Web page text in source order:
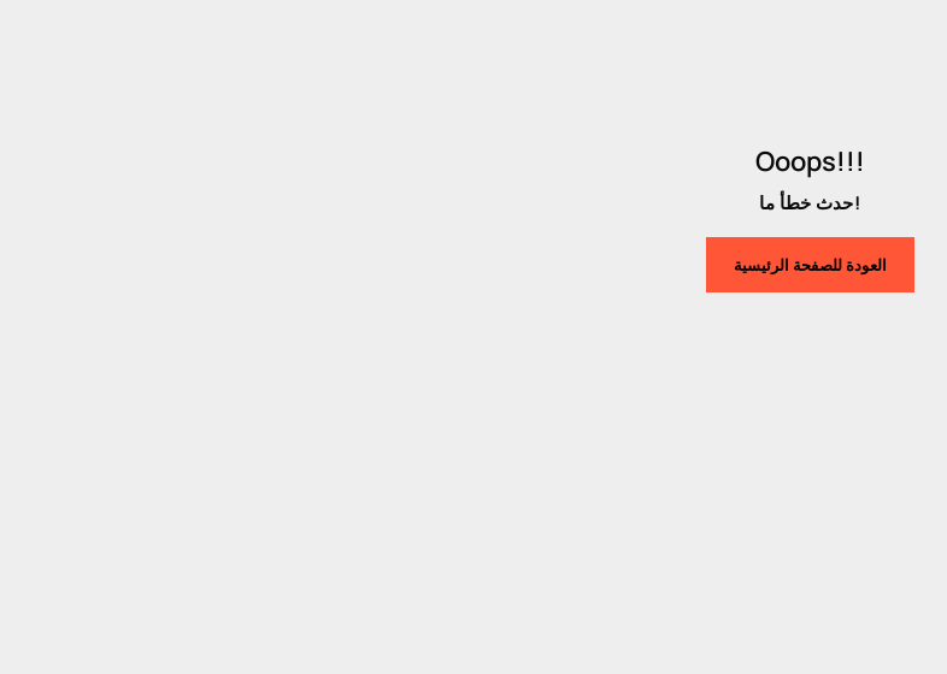
Ooops!!!
حدث خطأ ما!
العودة للصفحة الرئيسية